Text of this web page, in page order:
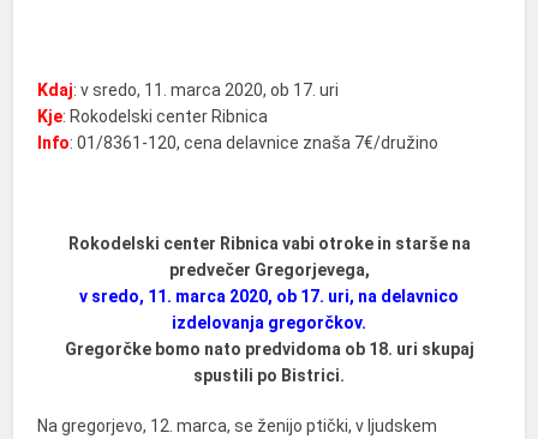
Kdaj: v sredo, 11. marca 2020, ob 17. uri
Kje: Rokodelski center Ribnica
Info: 01/8361-120, cena delavnice znaša 7€/družino
Rokodelski center Ribnica vabi otroke in starše na
predvečer Gregorjevega,
v sredo, 11. marca 2020, ob 17. uri, na delavnico
izdelovanja gregorčkov.
Gregorčke bomo nato predvidoma ob 18. uri skupaj
spustili po Bistrici.
Na gregorjevo, 12. marca, se ženijo ptički, v ljudskem